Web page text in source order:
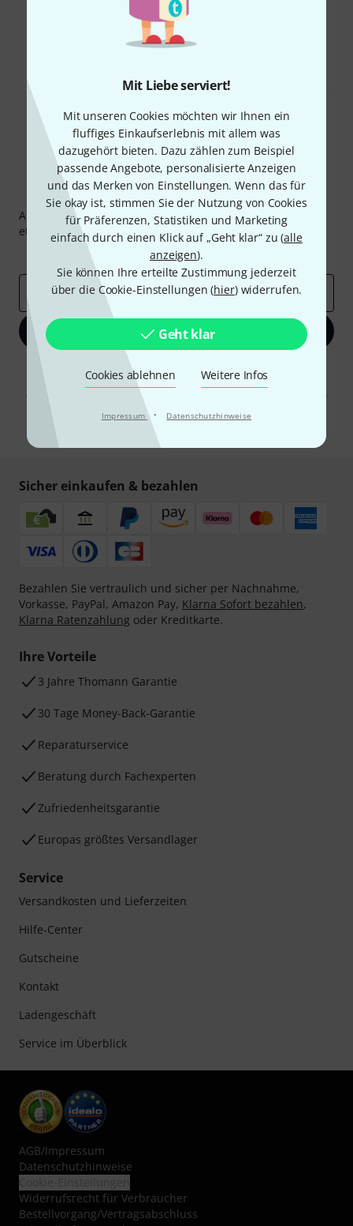
Mit Liebe serviert!
Mit unseren Cookies möchten wir Ihnen ein
fluffiges Einkaufserlebnis mit allem was
dazugehört bieten. Dazu zählen zum Beispiel
passende Angebote, personalisierte Anzeigen
und das Merken von Einstellungen. Wenn das für
Sie okay ist, stimmen Sie der Nutzung von Cookies
für Präferenzen, Statistiken und Marketing
einfach durch einen Klick auf „Geht klar“ zu (alle
anzeigen).
Sie können Ihre erteilte Zustimmung jederzeit
über die Cookie-Einstellungen (hier) widerrufen.
Geht klar
Cookies ablehnen Weitere Infos
Impressum · Datenschutzhinweise
Gefällt Ihnen, was Sie sehen?
Teilen Hilfe & Feedback
Thomann Newsletter
Abonniere den Thomann Newsletter und gewinne mit
etwas Glück einen von
50 Gutscheinen über jeweils50€
Inspirierende Beiträge
Deals
E-Mail-Adresse*
Jetzt anmelden
Mit Klick auf „Jetzt anmelden“ stimmen Sie dem Erhalt von E-Mail-
Werbung und einer Messung des E-Mail-Nutzungsverhaltens zu. Die
Abmeldung ist jederzeit möglich. Weitere Informationen finden Sie in
unserenDatenschutzhinweisen
* Pflichtfeld
Sicher einkaufen & bezahlen
Bezahlen Sie vertraulich und sicher per Nachnahme,
Vorkasse, PayPal, Amazon Pay, Klarna Sofort bezahlen,
Klarna Ratenzahlung oder Kreditkarte.
Ihre Vorteile
3 Jahre Thomann Garantie
30 Tage Money-Back-Garantie
Reparaturservice
Beratung durch Fachexperten
Zufriedenheitsgarantie
Europas größtes Versandlager
Service
Versandkosten und Lieferzeiten
Hilfe-Center
Gutscheine
Kontakt
Ladengeschäft
Service im Überblick
AGB/Impressum
Datenschutzhinweise
Widerrufsrecht für Verbraucher
Bestellvorgang/Vertragsabschluss